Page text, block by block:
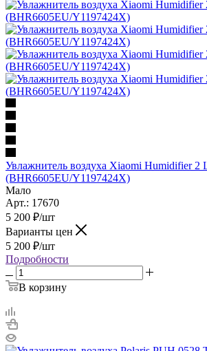
Увлажнитель воздуха Xiaomi Humidifier 2
(BHR6605EU/Y1197424X)
Мало
Арт.: 17670
5 200 ₽/шт
Варианты цен
5 200 ₽/шт
Подробности
В корзину